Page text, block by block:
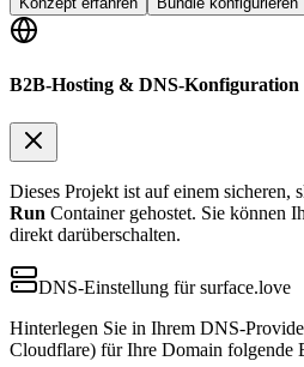
B2B-Hosting & DNS-Konfiguration
Dieses Projekt ist auf einem sicheren,
Run Container gehostet. Sie können
direkt darüberschalten.
DNS-Einstellung für surface.love
Hinterlegen Sie in Ihrem DNS-
Cloudflare) für Ihre Domain folgende